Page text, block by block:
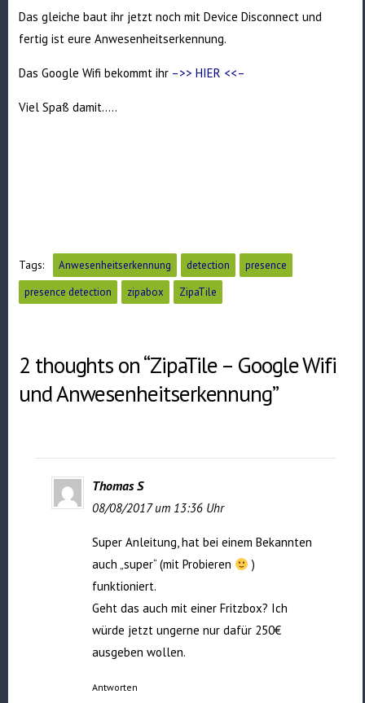
Das gleiche baut ihr jetzt noch mit Device Disconnect und
fertig ist eure Anwesenheitserkennung.
Das Google Wifi bekommt ihr –>> HIER <<–
Viel Spaß damit…..
Tags: Anwesenheitserkennung detection
presence
presence detection
zipabox ZipaTile
2 thoughts on “ZipaTile – Google Wifi
und Anwesenheitserkennung”
Thomas S
08/08/2017 um 13:36 Uhr
Super Anleitung, hat bei einem Bekannten
auch „super“ (mit Probieren
)
funktioniert.
Geht das auch mit einer Fritzbox? Ich
würde jetzt ungerne nur dafür 250€
ausgeben wollen.
Antworten